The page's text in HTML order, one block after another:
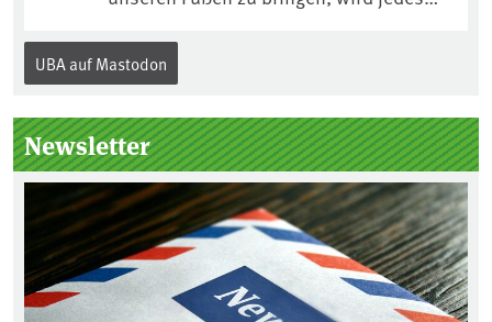
Internationalen Tag des Bodens, der
„Boden des Jahres“ vorgestellt. Das UBA
Kuratorium, wie wird der Boden des
Jahres ausgewählt und was passiert
eigentlich während eines solchen
Bodenjahres? Infos dazu gibt es im
aktuellen Podcast „Soilcast“. Jetzt
reinhören:
https://soilcast.de/interview/sc202-
interview-die-kuer-der-krume/
UBA auf Mastodon
Newsletter